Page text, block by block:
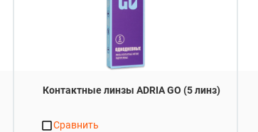
Контактные линзы ADRIA GO (5 линз)
Сравнить